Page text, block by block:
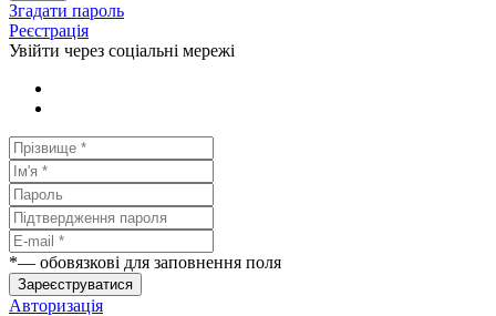
Згадати пароль
Реєстрація
Увійти через соціальні мережі
*— обовязкові для заповнення поля
Зареєструватися
Авторизація